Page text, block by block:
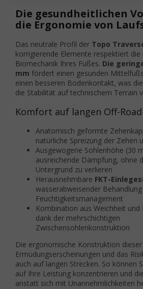
Die gesundheitlichen
die Ergonomie von
Das neutrale Profil der Topo
korrigierende Elemente respektiert die
Biomechanik Ihres Fußes. Die
mm fördert einen gesunden
einen besseren Bodenkontakt, was
die Stabilität auf technischem Terrain
Komfort auf langen Off-
Anatomisch geformte
natürliche Spreizung der Zehen
Ausgewogene Sohlenhöhe (30
ausreichende Dämpfung, ohne
Untergrund zu verlieren
Herausnehmbare FKT-
wasserabweisender
Feuchtigkeitsmanagement
Kombination aus Weichheit und
dank der mehrschichtigen
Zwischensohlenkonstruktion
Die ergonomische Konstruktion
Ermüdungserscheinungen und das
auch auf langen Strecken. So können
auf Ihre Leistung konzentrieren und
anstatt sich mit Unannehmlichkeiten